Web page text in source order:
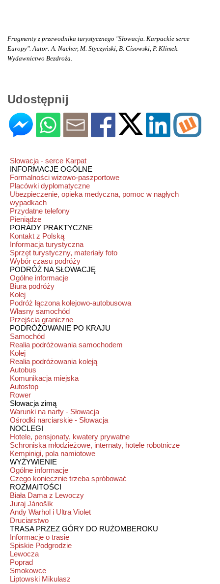
Fragmenty z przewodnika turystycznego "Słowacja. Karpackie serce
Europy". Autor: A. Nacher, M. Styczyński, B. Cisowski, P. Klimek.
Wydawnictwo Bezdroża.
Udostępnij
Słowacja - serce Karpat
INFORMACJE OGÓLNE
Formalności wizowo-paszportowe
Placówki dyplomatyczne
Ubezpieczenie, opieka medyczna, pomoc w nagłych
wypadkach
Przydatne telefony
Pieniądze
PORADY PRAKTYCZNE
Kontakt z Polską
Informacja turystyczna
Sprzęt turystyczny, materiały foto
Wybór czasu podróży
PODRÓŻ NA SŁOWACJĘ
Ogólne informacje
Biura podróży
Kolej
Podróż łączona kolejowo-autobusowa
Własny samochód
Przejścia graniczne
PODRÓŻOWANIE PO KRAJU
Samochód
Realia podróżowania samochodem
Kolej
Realia podróżowania koleją
Autobus
Komunikacja miejska
Autostop
Rower
Słowacja zimą
Warunki na narty - Słowacja
Ośrodki narciarskie - Słowacja
NOCLEGI
Hotele, pensjonaty, kwatery prywatne
Schroniska młodzieżowe, internaty, hotele robotnicze
Kempinigi, pola namiotowe
WYŻYWIENIE
Ogólne informacje
Czego koniecznie trzeba spróbować
ROZMAITOŚCI
Biała Dama z Lewoczy
Juraj Jánošík
Andy Warhol i Ultra Violet
Druciarstwo
TRASA PRZEZ GÓRY DO RUŻOMBEROKU
Informacje o trasie
Spiskie Podgrodzie
Lewocza
Poprad
Smokowce
Liptowski Mikulasz